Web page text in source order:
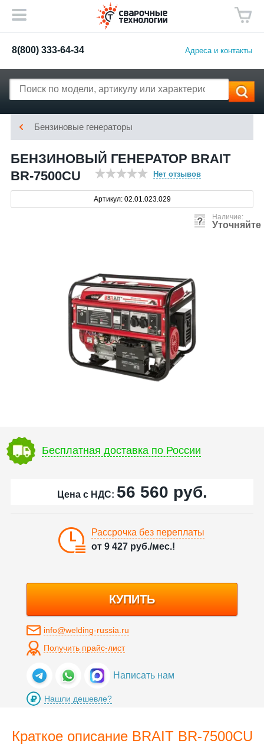
8(800) 333-64-34 Адреса и контакты
Бензиновые генераторы
БЕНЗИНОВЫЙ ГЕНЕРАТОР BRAIT
BR-7500CU
Нет отзывов
Артикул: 02.01.023.029
Наличие:
Уточняйте
Бесплатная доставка по России
Цена с НДС: 56 560 руб.
Рассрочка без переплаты
от 9 427 руб./мес.!
КУПИТЬ
info@welding-russia.ru
Получить прайс-лист
Написать нам
Нашли дешевле?
Краткое описание BRAIT BR-7500CU